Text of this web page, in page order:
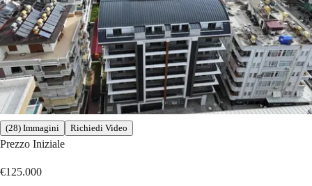
(28) Immagini Richiedi Video
Prezzo Iniziale
€125.000